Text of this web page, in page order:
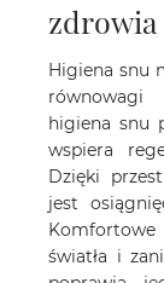
zdrowia
Higiena snu
równowagi
higiena snu
wspiera
Dzięki
jest
światła i